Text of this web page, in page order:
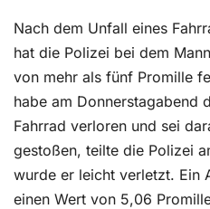
Nach dem Unfall eines
hat die Polizei bei dem
von mehr als fünf Promille
habe am Donnerstagabend
Fahrrad verloren und sei
gestoßen, teilte die Polizei
wurde er leicht verletzt. Ein
einen Wert von 5,06